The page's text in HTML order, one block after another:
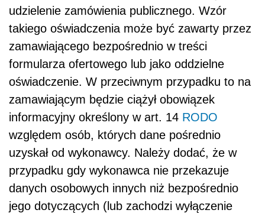
udzielenie zamówienia publicznego. Wzór
takiego oświadczenia może być zawarty przez
zamawiającego bezpośrednio w treści
formularza ofertowego lub jako oddzielne
oświadczenie. W przeciwnym przypadku to na
zamawiającym będzie ciążył obowiązek
informacyjny określony w art. 14 RODO
względem osób, których dane pośrednio
uzyskał od wykonawcy. Należy dodać, że w
przypadku gdy wykonawca nie przekazuje
danych osobowych innych niż bezpośrednio
jego dotyczących (lub zachodzi wyłączenie